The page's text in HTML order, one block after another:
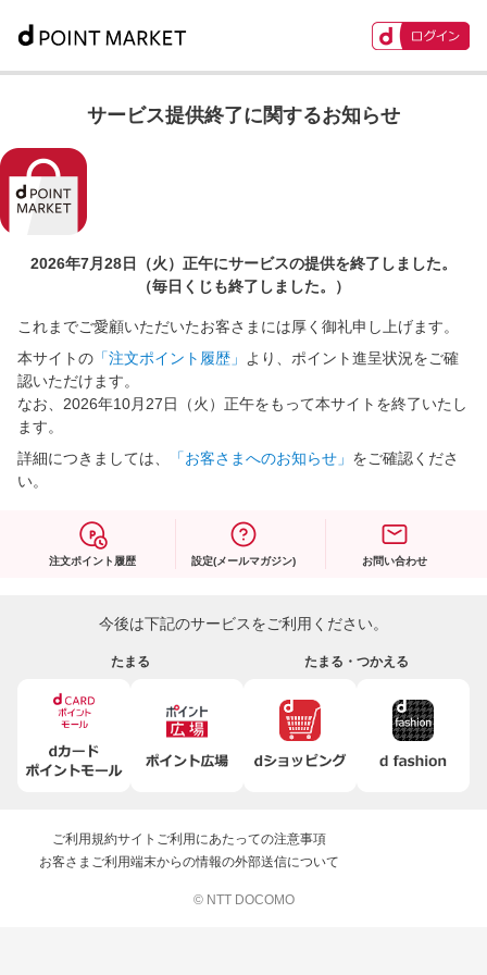
サービス提供終了に関するお知らせ
2026年7月28日（火）正午にサービスの提供を終了しました。
（毎日くじも終了しました。）
これまでご愛顧いただいたお客さまには厚く御礼申し上げます。
本サイトの 「注文ポイント履歴」
より、ポイント進呈状況をご確
認いただけます。
なお、2026年10月27日（火）正午をもって本サイトを終了いたし
ます。
詳細につきましては、
「お客さまへのお知らせ」 をご確認くださ
い。
注文ポイント履歴 設定(メールマガジン) お問い合わせ
今後は下記のサービスをご利用ください。
たまる たまる・つかえる
ご利用規約サイトご利用にあたっての注意事項
お客さまご利用端末からの情報の外部送信について
© NTT DOCOMO